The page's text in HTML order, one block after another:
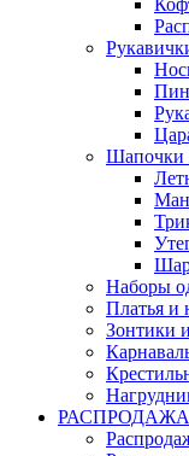
Шапочки
Наборы
Платья и
Зонтики
РАСПРОДАЖА